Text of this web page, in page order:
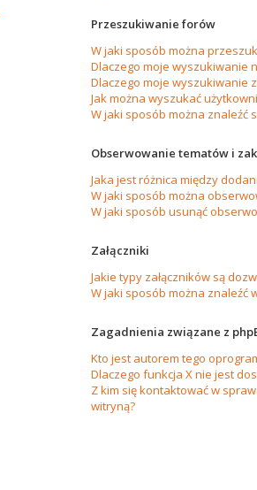
Przeszukiwanie forów
W jaki sposób można
Dlaczego moje wyszukiwanie
Dlaczego moje wyszukiwanie
Jak można wyszukać
W jaki sposób można znaleźć
Obserwowanie tematów i
Jaka jest różnica między
W jaki sposób można
W jaki sposób usunąć
Załączniki
Jakie typy załączników są
W jaki sposób można znaleźć
Zagadnienia związane z
Kto jest autorem tego
Dlaczego funkcja X nie jest
Z kim się kontaktować w
witryną?